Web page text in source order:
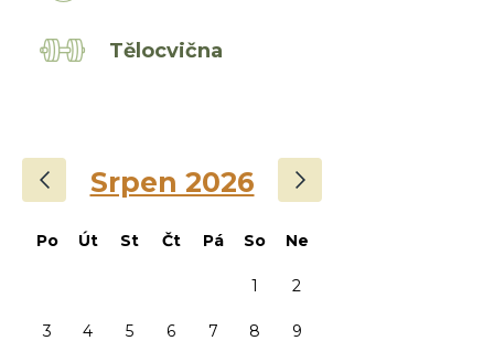
Tělocvična
Srpen 2026 ›
Po Út St Čt Pá So Ne
1 2
3 4 5 6 7 8 9